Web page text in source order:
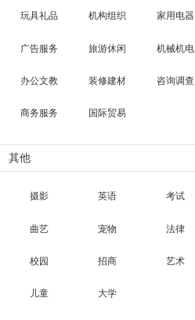
玩具礼品 机构组织 家用电器
广告服务 旅游休闲 机械机电
办公文教 装修建材 咨询调查
商务服务 国际贸易
其他
摄影 英语 考试
曲艺 宠物 法律
校园 招商 艺术
儿童 大学